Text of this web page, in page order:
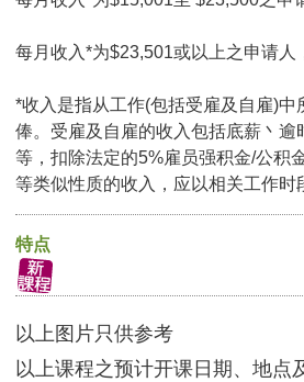
每月收入*为$23,501或以上之申请人
*收入是指从工作(包括受雇及自雇)
俸。受雇及自雇的收入包括底薪丶
等，扣除法定的5%雇员强积金/公积
等类似性质的收入，应以相关工作时
特点
以上图片只供参考
以上课程之预计开课日期、地点